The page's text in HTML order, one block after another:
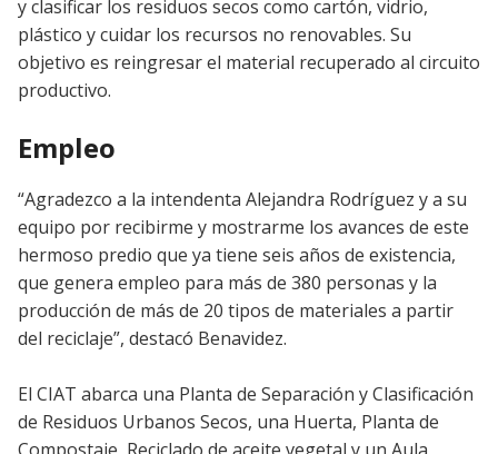
y clasificar los residuos secos como cartón, vidrio,
plástico y cuidar los recursos no renovables. Su
objetivo es reingresar el material recuperado al circuito
productivo.
Empleo
“Agradezco a la intendenta Alejandra Rodríguez y a su
equipo por recibirme y mostrarme los avances de este
hermoso predio que ya tiene seis años de existencia,
que genera empleo para más de 380 personas y la
producción de más de 20 tipos de materiales a partir
del reciclaje”, destacó Benavidez.
El CIAT abarca una Planta de Separación y Clasificación
de Residuos Urbanos Secos, una Huerta, Planta de
Compostaje, Reciclado de aceite vegetal y un Aula